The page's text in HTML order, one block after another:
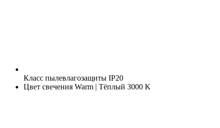
Класс пылевлагозащиты IP20
Цвет свечения Warm | Тёплый 3000 K